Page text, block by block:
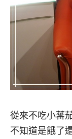
從來不吃小蕃
不知道是餓了